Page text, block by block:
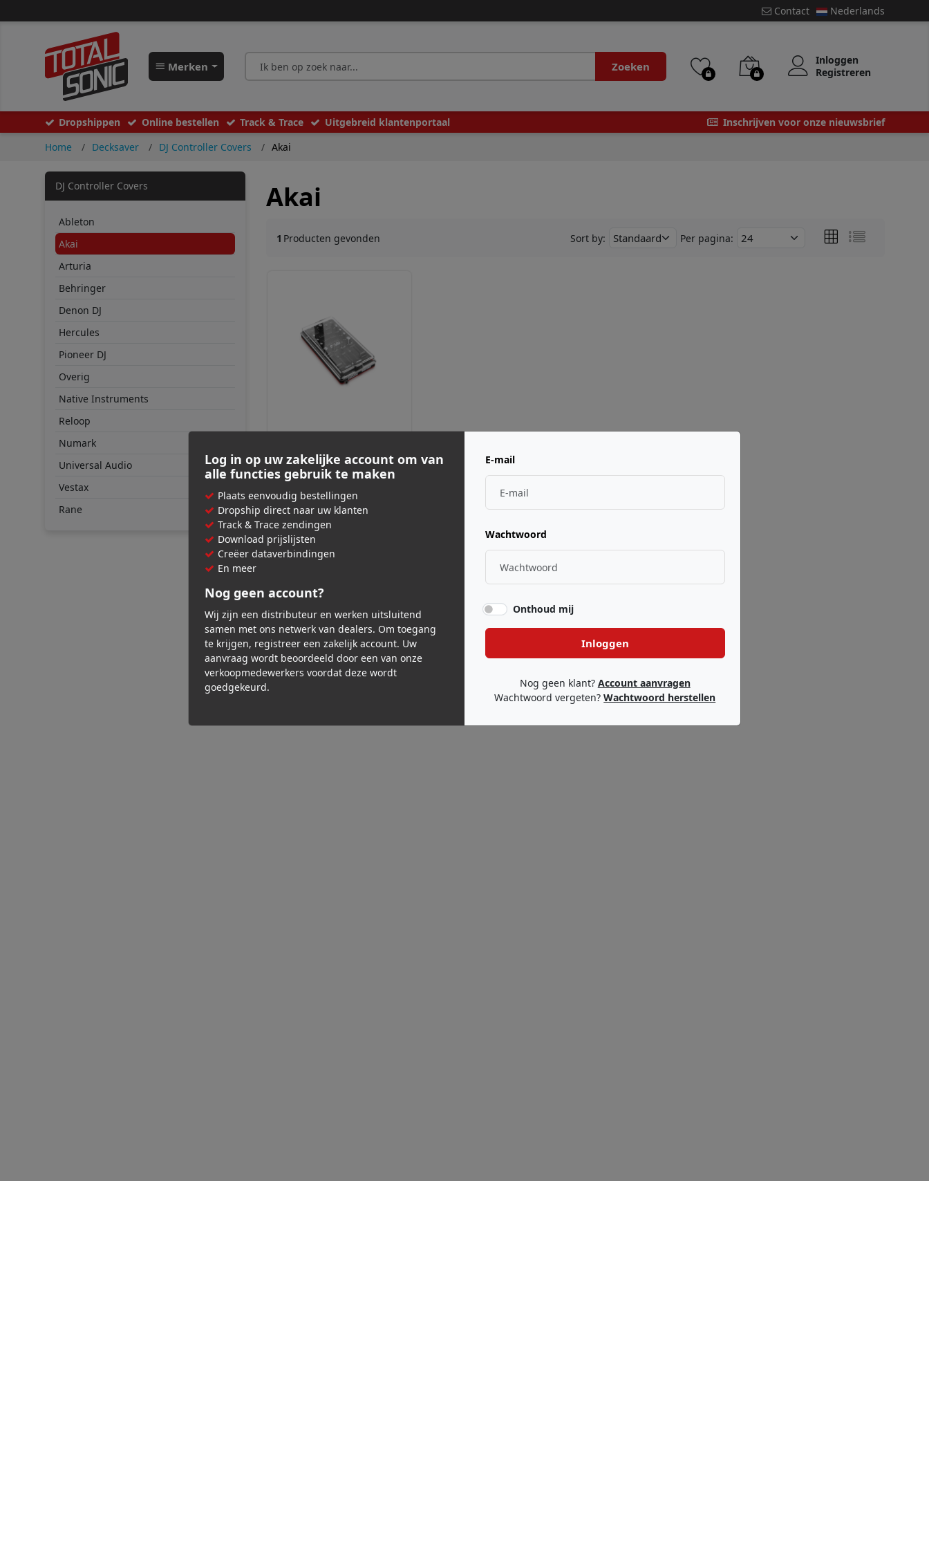
Contact Nederlands
Merken Zoeken
Inloggen
Registreren
Dropshippen Online bestellen Track & Trace Uitgebreid klantenportaal
Inschrijven voor onze nieuwsbrief
Home
Decksaver DJ Controller Covers Akai
DJ Controller Covers
Ableton
Akai
Arturia
Behringer
Denon DJ
Hercules
Pioneer DJ
Overig
Native Instruments
Reloop
Numark
Universal Audio
Vestax
Rane
Akai
1 Producten gevonden Sort by: Per pagina:
Akai AFX / AMX cover
€ 31,00
Adviesprijs incl. BTW
Log in op uw zakelijke account om van
alle functies gebruik te maken
Plaats eenvoudig bestellingen
Dropship direct naar uw klanten
Track & Trace zendingen
Download prijslijsten
Creëer dataverbindingen
En meer
Nog geen account?
Wij zijn een distributeur en werken uitsluitend
samen met ons netwerk van dealers. Om toegang
te krijgen, registreer een zakelijk account. Uw
aanvraag wordt beoordeeld door een van onze
verkoopmedewerkers voordat deze wordt
goedgekeurd.
E-mail
Wachtwoord
Onthoud mij
Inloggen
Nog geen klant? Account aanvragen
Wachtwoord vergeten?Wachtwoord herstellen